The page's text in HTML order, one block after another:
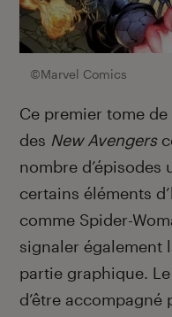
©Marvel Comics
Ce premier tome
des New Avengers
nombre
certains éléments
comme Spider-
signaler également
partie graphique.
d’être accompagné